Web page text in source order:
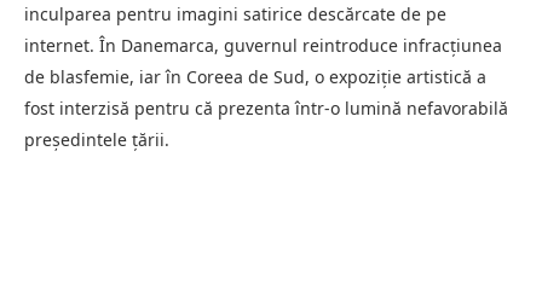
inculparea pentru imagini satirice descărcate de pe
internet. În Danemarca, guvernul reintroduce infracțiunea
de blasfemie, iar în Coreea de Sud, o expoziție artistică a
fost interzisă pentru că prezenta într-o lumină nefavorabilă
președintele țării.